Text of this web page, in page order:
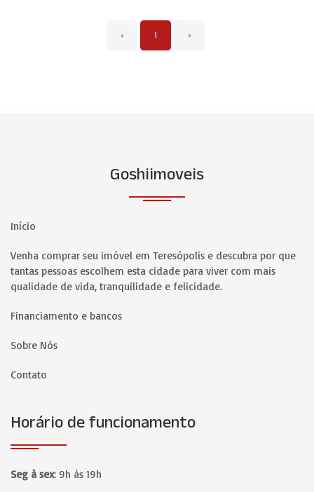
‹ 1 ›
Goshiimoveis
Início
Venha comprar seu imóvel em Teresópolis e descubra por que
tantas pessoas escolhem esta cidade para viver com mais
qualidade de vida, tranquilidade e felicidade.
Financiamento e bancos
Sobre Nós
Contato
Horário de funcionamento
Seg à sex: 9h às 19h